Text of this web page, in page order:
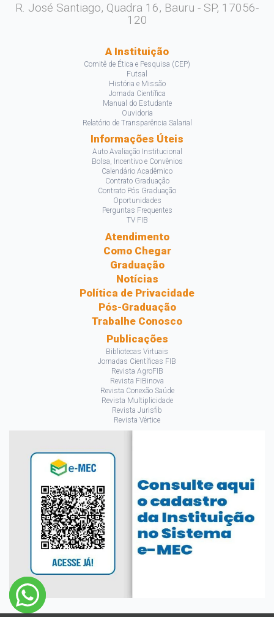
R. José Santiago, Quadra 16, Bauru - SP, 17056-
120
A Instituição
Comitê de Ética e Pesquisa (CEP)
Futsal
História e Missão
Jornada Científica
Manual do Estudante
Ouvidoria
Relatório de Transparência Salarial
Informações Úteis
Auto Avaliação Institucional
Bolsa, Incentivo e Convênios
Calendário Acadêmico
Contrato Graduação
Contrato Pós Graduação
Oportunidades
Perguntas Frequentes
TV FIB
Atendimento
Como Chegar
Graduação
Notícias
Política de Privacidade
Pós-Graduação
Trabalhe Conosco
Publicações
Bibliotecas Virtuais
Jornadas Científicas FIB
Revista AgroFIB
Revista FIBinova
Revista Conexão Saúde
Revista Multiplicidade
Revista Jurisfib
Revista Vértice